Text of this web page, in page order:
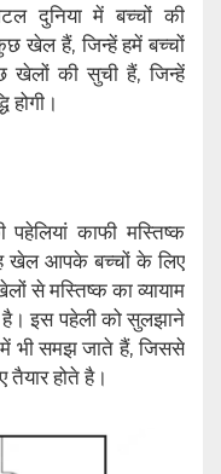
दुनिया में बच्चों की
खेल हैं, जिन्हें हमें बच्चों
खेलों की सुची हैं, जिन्हें
होगी।‌
काफी मस्तिष्क
खेल आपके बच्चों के लिए
से मस्तिष्क का व्यायाम
है।‌ इस पहेली को सुलझाने
भी समझ जाते हैं, जिससे
तैयार होते है।